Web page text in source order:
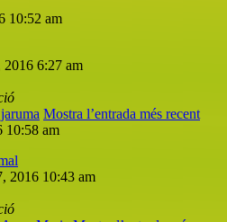
10:52 am
2016 6:27 am
jaruma Mostra l’entrada més recent
10:58 am
2016 10:43 am